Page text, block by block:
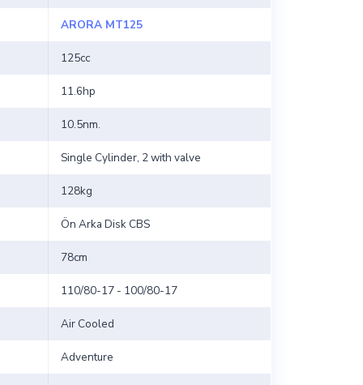
ARORA MT125
125cc
11.6hp
10.5nm.
Single Cylinder, 2 with valve
128kg
Ön Arka Disk CBS
78cm
110/80-17 - 100/80-17
Air Cooled
Adventure